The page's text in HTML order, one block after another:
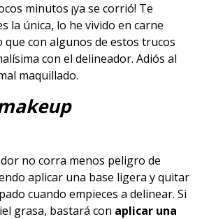
minutos ¡ya se corrió! Te
la única, lo he vivido en carne
con algunos de estos trucos
con el delineador. Adiós al
maquillado.
no corra menos peligro de
aplicar una base ligera y quitar
cuando empieces a delinear. Si
grasa, bastará con aplicar una